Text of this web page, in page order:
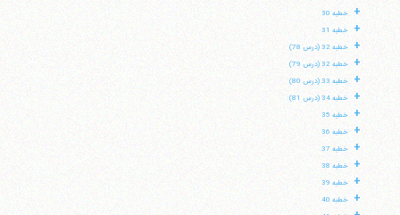
+ خطبه 30
+ خطبه 31
+ خطبه 32 (درس 78)
+ خطبه 32 (درس 79)
+ خطبه 33 (درس 80)
+ خطبه 34 (درس 81)
+ خطبه 35
+ خطبه 36
+ خطبه 37
+ خطبه 38
+ خطبه 39
+ خطبه 40